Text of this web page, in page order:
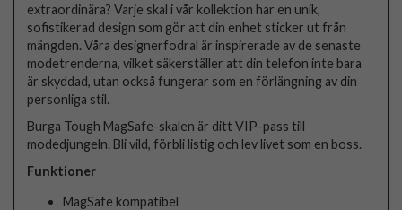
extraordinära? Varje skal i vår kollektion har en unik,
sofistikerad design som gör att din enhet sticker ut från
mängden. Våra designerfodral är inspirerade av de senaste
modetrenderna, vilket säkerställer att din telefon inte bara
är skyddad, utan också fungerar som en förlängning av din
personliga stil.
Burga Tough MagSafe-skalen är ditt VIP-pass till
modedjungeln. Bli vild, förbli listig och lev livet som en boss.
Funktioner
MagSafe kompatibel